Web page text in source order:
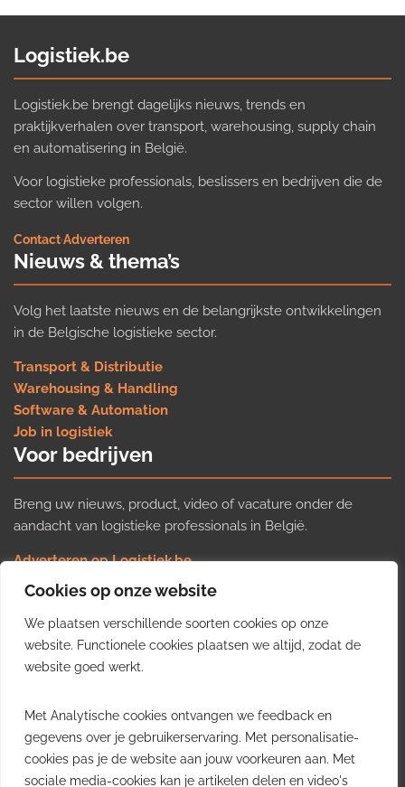
Cookies op onze website
We plaatsen verschillende soorten cookies op onze
website. Functionele cookies plaatsen we altijd, zodat de
website goed werkt.
Met Analytische cookies ontvangen we feedback en
gegevens over je gebruikerservaring. Met personalisatie-
cookies pas je de website aan jouw voorkeuren aan. Met
sociale media-cookies kan je artikelen delen en video's
Logistiek.be
Logistiek.be brengt dagelijks nieuws, trends en
praktijkverhalen over transport, warehousing, supply chain
en automatisering in België.
Voor logistieke professionals, beslissers en bedrijven die de
sector willen volgen.
Contact·Adverteren
Nieuws & thema’s
Volg het laatste nieuws en de belangrijkste ontwikkelingen
in de Belgische logistieke sector.
Transport & Distributie
Warehousing & Handling
Software & Automation
Job in logistiek
Voor bedrijven
Breng uw nieuws, product, video of vacature onder de
aandacht van logistieke professionals in België.
Adverteren op Logistiek.be
Nieuws insturen
Uw video op Logistiek.TV
Job plaatsen
Gratis wekelijkse update
inzichten uit de Belgische logistieke sector in uw inbox.
Ontvang je gratis
wekelijkse update